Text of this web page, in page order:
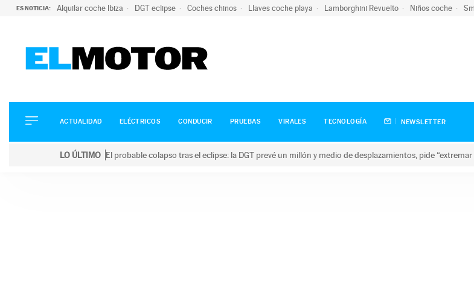
ES NOTICIA: Alquilar coche Ibiza DGT eclipse Coches chinos Llaves coche playa Lamborghini Revuelto Niños coche
ELÉCTRICOS
CONDUCIR
ACTUALIDAD ELÉCTRICOS CONDUCIR PRUEBAS VIRALES TECNOLOGÍA NEWSLETTER
LO ÚLTIMO El probable colapso tras el eclipse: la DGT prevé un millón y medio de desplazamientos, pide